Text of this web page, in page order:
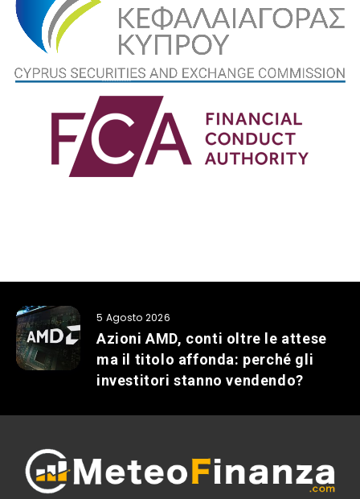
5 Agosto 2026
Azioni AMD, conti oltre le attese
ma il titolo affonda: perché gli
investitori stanno vendendo?